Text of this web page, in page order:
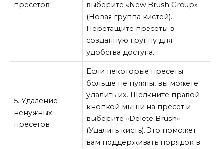
пресетов
выберите «New Brush Group»
(Новая группа кистей).
Перетащите пресеты в
созданную группу для
удобства доступа.
5. Удаление
ненужных
пресетов
Если некоторые пресеты
больше не нужны, вы можете
удалить их. Щелкните правой
кнопкой мыши на пресет и
выберите «Delete Brush»
(Удалить кисть). Это поможет
вам поддерживать порядок в